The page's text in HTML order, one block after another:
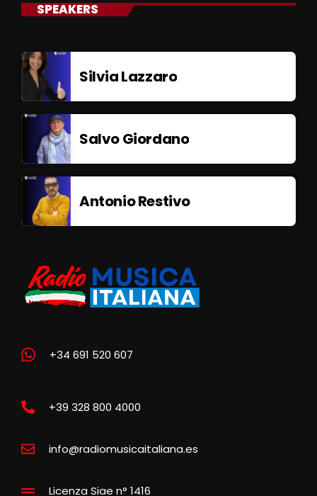
SPEAKERS
Silvia Lazzaro
Salvo Giordano
Antonio Restivo
+34 691 520 607
+39 328 800 4000
info@radiomusicaitaliana.es
Licenza Siae n° 1416